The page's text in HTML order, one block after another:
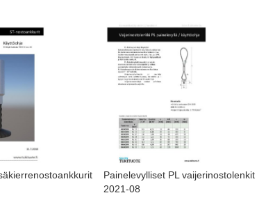
Painelevylliset PL vaijerinostolenkit
2021-08